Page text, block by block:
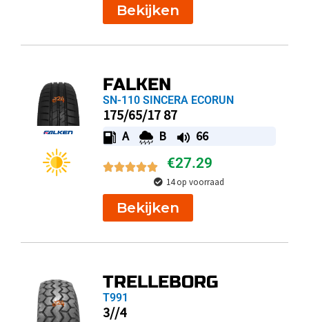
Bekijken
FALKEN
SN-110 SINCERA ECORUN
175/65/17 87
A B 66
€27.29
14 op voorraad
Bekijken
TRELLEBORG
T991
3//4